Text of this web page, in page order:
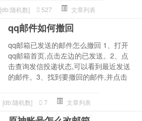
[db:随机数] 527 文章列表
qq邮件如何撤回
qq邮箱已发送的邮件怎么撤回 1、打开
qq邮箱首页,点击左边的已发送。2、点
击查询发信投递状态,可以看到最近发送
的邮件。3、找到要撤回的邮件,并点击
[db:随机数] 7 文章列表